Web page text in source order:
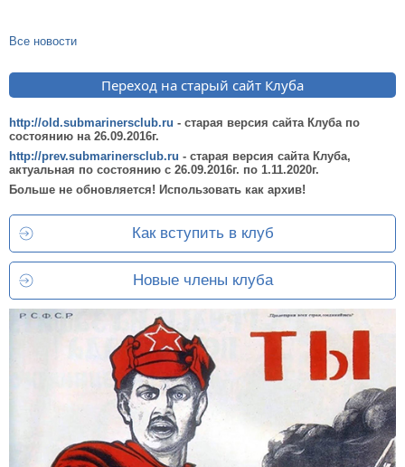
Все новости
Переход на старый сайт Клуба
http://old.submarinersclub.ru - старая версия сайта Клуба по
состоянию на 26.09.2016г.
http://prev.submarinersclub.ru - старая версия сайта Клуба,
актуальная по состоянию c 26.09.2016г. по 1.11.2020г.
Больше не обновляется! Использовать как архив!
Как вступить в клуб
Новые члены клуба